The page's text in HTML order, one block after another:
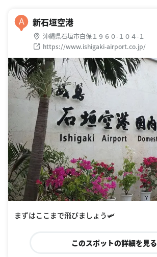
A 新石垣空港
沖縄県石垣市白保１９６０-１０４-１
https://www.ishigaki-airport.co.jp/
まずはここまで飛びましょう🛩
このスポットの詳細を見る